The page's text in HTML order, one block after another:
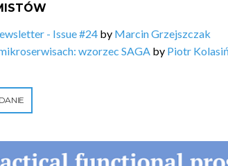
- Issue #24 by Marcin Grzejszczak
wzorzec SAGA by Piotr